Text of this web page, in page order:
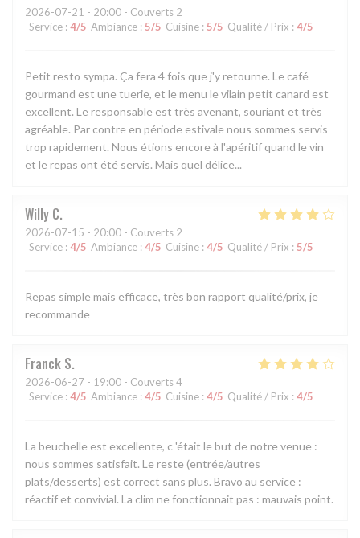
2026-07-21 - 20:00 - Couverts 2
Service : 4/5 Ambiance : 5/5 Cuisine : 5/5 Qualité / Prix : 4/5
Petit resto sympa. Ça fera 4 fois que j'y retourne. Le café
gourmand est une tuerie, et le menu le vilain petit canard est
excellent. Le responsable est très avenant, souriant et très
agréable. Par contre en période estivale nous sommes servis
trop rapidement. Nous étions encore à l'apéritif quand le vin
et le repas ont été servis. Mais quel délice...
Willy C
2026-07-15 - 20:00 - Couverts 2
Service : 4/5 Ambiance : 4/5 Cuisine : 4/5 Qualité / Prix : 5/5
Repas simple mais efficace, très bon rapport qualité/prix, je
recommande
Franck S
2026-06-27 - 19:00 - Couverts 4
Service : 4/5 Ambiance : 4/5 Cuisine : 4/5 Qualité / Prix : 4/5
La beuchelle est excellente, c 'était le but de notre venue :
nous sommes satisfait. Le reste (entrée/autres
plats/desserts) est correct sans plus. Bravo au service :
réactif et convivial. La clim ne fonctionnait pas : mauvais point.